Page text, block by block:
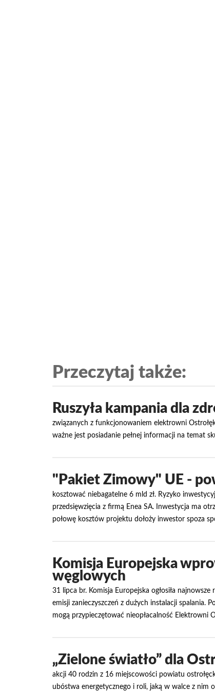
Przeczytaj także:
Ruszyła kampania dla
związanych z funkcjonowaniem elektrowni
ważne jest posiadanie pełnej informacji na temat
"Pakiet Zimowy" UE -
kosztować niebagatelne 6 mld zł. Ryzyko
przedsięwzięcia z firmą Enea SA. Inwestycja ma
połowę kosztów projektu dołoży inwestor spoza
Komisja Europejska
węglowych
31 lipca br. Komisja Europejska ogłosiła
emisji zanieczyszczeń z dużych instalacji spalania.
mogą przypieczętować nieopłacalność Elektrowni
„Zielone światło” dla
akcji 40 rodzin z 16 miejscowości powiatu
ubóstwa energetycznego i roli, jaką w walce z nim